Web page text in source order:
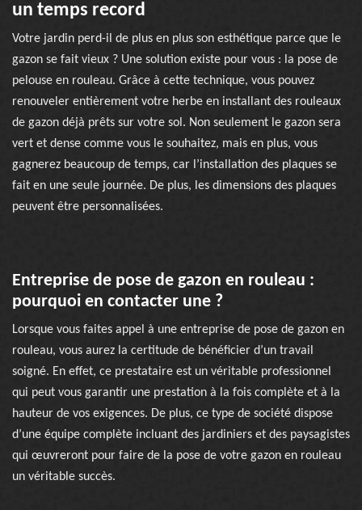
un temps record
Votre jardin perd-il de plus en plus son esthétique parce que le
gazon se fait vieux ? Une solution existe pour vous : la pose de
pelouse en rouleau. Grâce à cette technique, vous pouvez
renouveler entièrement votre herbe en installant des rouleaux
de gazon déjà prêts sur votre sol. Non seulement le gazon sera
vert et dense comme vous le souhaitez, mais en plus, vous
gagnerez beaucoup de temps, car l’installation des plaques se
fait en une seule journée. De plus, les dimensions des plaques
peuvent être personnalisées.
Entreprise de pose de gazon en rouleau :
pourquoi en contacter une ?
Lorsque vous faites appel à une entreprise de pose de gazon en
rouleau, vous aurez la certitude de bénéficier d’un travail
soigné. En effet, ce prestataire est un véritable professionnel
qui peut vous garantir une prestation à la fois complète et à la
hauteur de vos exigences. De plus, ce type de société dispose
d’une équipe complète incluant des jardiniers et des paysagistes
qui œuvreront pour faire de la pose de votre gazon en rouleau
un véritable succès.